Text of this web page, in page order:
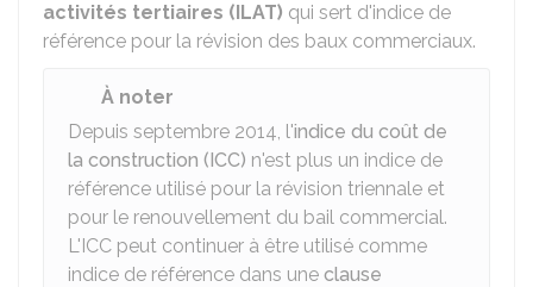
activités tertiaires (ILAT) qui sert d'indice de
référence pour la révision des baux commerciaux.
À noter
Depuis septembre 2014, l'indice du coût de
la construction (ICC) n'est plus un indice de
référence utilisé pour la révision triennale et
pour le renouvellement du bail commercial.
L'ICC peut continuer à être utilisé comme
indice de référence dans une clause